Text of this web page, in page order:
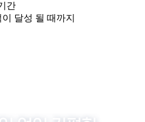
간
달성 될 때까지